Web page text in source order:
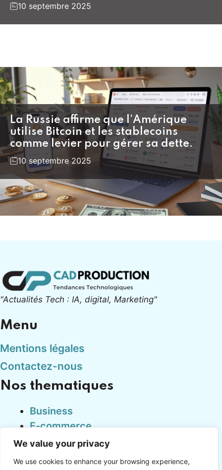
We value your privacy
We use cookies to enhance your browsing experience,
10 septembre 2025
La Russie affirme que l’Amérique
utilise Bitcoin et les stablecoins
comme levier pour gérer sa dette.
10 septembre 2025
"Actualités Tech : IA, digital, Marketing"
Menu
Mentions légales
Contactez-nous
Nos thematiques
Business
E-commerce
Finance
Marketing